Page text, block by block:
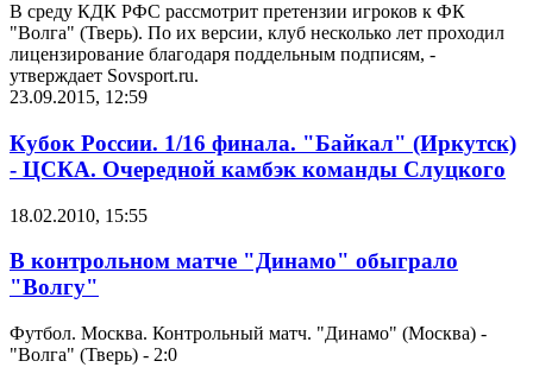
В среду КДК РФС рассмотрит претензии игроков к ФК
"Волга" (Тверь). По их версии, клуб несколько лет проходил
лицензирование благодаря поддельным подписям, -
утверждает Sovsport.ru.
23.09.2015, 12:59
Кубок России. 1/16 финала. "Байкал" (Иркутск)
- ЦСКА. Очередной камбэк команды Слуцкого
18.02.2010, 15:55
В контрольном матче "Динамо" обыграло
"Волгу"
Футбол. Москва. Контрольный матч. "Динамо" (Москва) -
"Волга" (Тверь) - 2:0